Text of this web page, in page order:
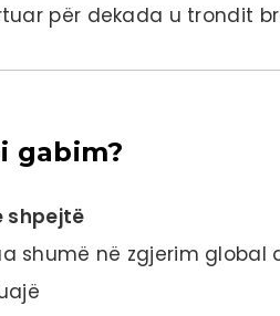
për dekada u trondit
gabim?
shpejtë
shumë në zgjerim global